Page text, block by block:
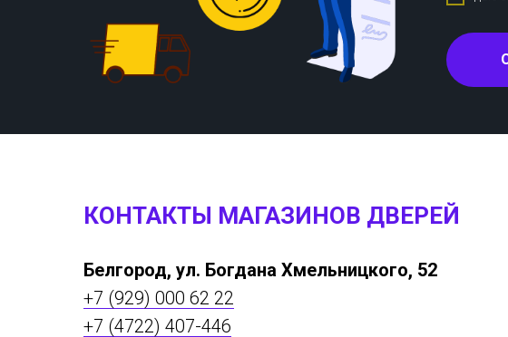
КОНТАКТЫ МАГАЗИНОВ ДВЕРЕЙ
Белгород, ул. Богдана Хмельницкого, 52
+7 (929) 000 62 22
+7 (4722) 407-446